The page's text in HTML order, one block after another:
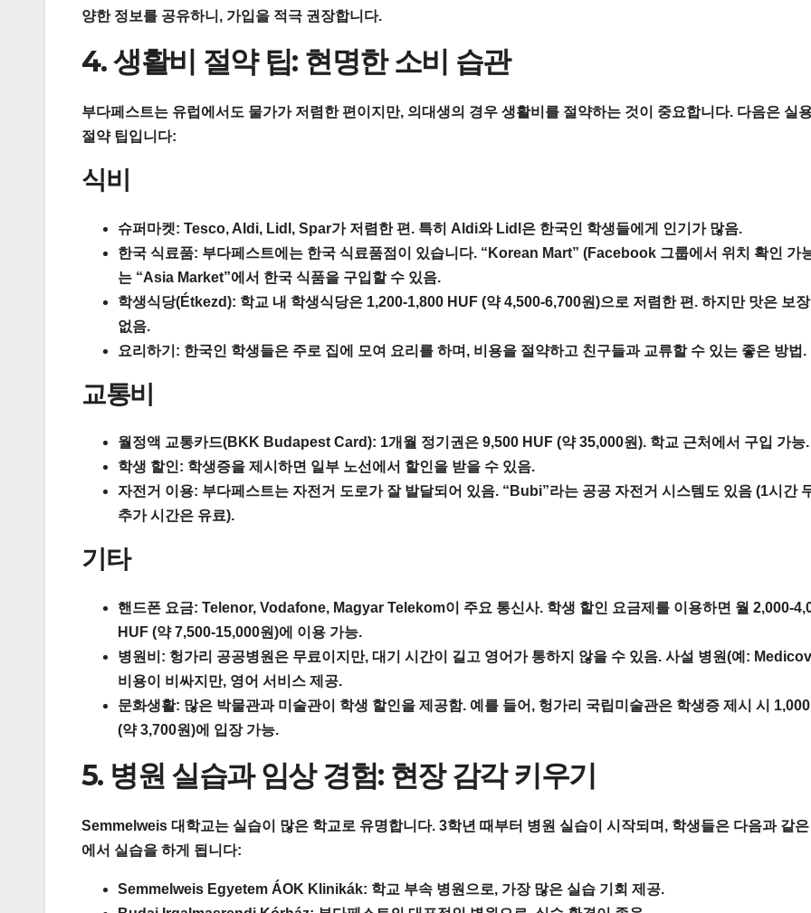
양한 정보를 공유하니, 가입을 적극 권장합니다.
4. 생활비 절약 팁: 현명한 소비 습관
부다페스트는 유럽에서도 물가가 저렴한 편이지만, 의대생의 경우 생활비를 절약하는 것이 중요합니다. 다음은 실
절약 팁입니다:
식비
슈퍼마켓: Tesco, Aldi, Lidl, Spar가 저렴한 편. 특히 Aldi와 Lidl은 한국인 학생들에게 인기가 많음.
한국 식료품: 부다페스트에는 한국 식료품점이 있습니다. “Korean Mart” (Facebook 그룹에서 위치 확인 가
는 “Asia Market”에서 한국 식품을 구입할 수 있음.
학생식당(Étkezd): 학교 내 학생식당은 1,200-1,800 HUF (약 4,500-6,700원)으로 저렴한 편. 하지만 맛은 보
없음.
요리하기: 한국인 학생들은 주로 집에 모여 요리를 하며, 비용을 절약하고 친구들과 교류할 수 있는 좋은 방법.
교통비
월정액 교통카드(BKK Budapest Card): 1개월 정기권은 9,500 HUF (약 35,000원). 학교 근처에서 구입 가능.
학생 할인: 학생증을 제시하면 일부 노선에서 할인을 받을 수 있음.
자전거 이용: 부다페스트는 자전거 도로가 잘 발달되어 있음. “Bubi”라는 공공 자전거 시스템도 있음 (1시간
추가 시간은 유료).
기타
핸드폰 요금: Telenor, Vodafone, Magyar Telekom이 주요 통신사. 학생 할인 요금제를 이용하면 월 2,000-
HUF (약 7,500-15,000원)에 이용 가능.
병원비: 헝가리 공공병원은 무료이지만, 대기 시간이 길고 영어가 통하지 않을 수 있음. 사설 병원(예:
비용이 비싸지만, 영어 서비스 제공.
문화생활: 많은 박물관과 미술관이 학생 할인을 제공함. 예를 들어, 헝가리 국립미술관은 학생증 제시 시
(약 3,700원)에 입장 가능.
5. 병원 실습과 임상 경험: 현장 감각 키우기
Semmelweis 대학교는 실습이 많은 학교로 유명합니다. 3학년 때부터 병원 실습이 시작되며, 학생들은 다음과 같은
에서 실습을 하게 됩니다:
Semmelweis Egyetem ÁOK Klinikák: 학교 부속 병원으로, 가장 많은 실습 기회 제공.